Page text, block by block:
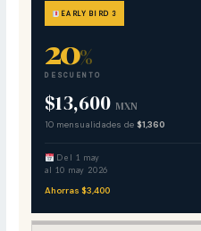
EARLY BIRD 3
20%
DESCUENTO
$13,600 MXN
10 mensualidades de$1,360
Del 1 may
al 10 may 2026
Ahorras $3,400